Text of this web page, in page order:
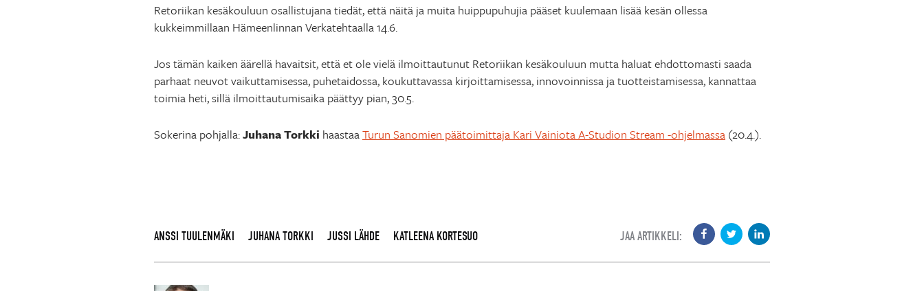
Retoriikan kesäkouluun osallistujana tiedät, että näitä ja muita huippupuhujia pääset kuulemaan lisää kesän ollessa
kukkeimmillaan Hämeenlinnan Verkatehtaalla 14.6.
Jos tämän kaiken äärellä havaitsit, että et ole vielä ilmoittautunut Retoriikan kesäkouluun mutta haluat ehdottomasti saada
parhaat neuvot vaikuttamisessa, puhetaidossa, koukuttavassa kirjoittamisessa, innovoinnissa ja tuotteistamisessa, kannattaa
toimia heti, sillä ilmoittautumisaika päättyy pian, 30.5.
Sokerina pohjalla:Juhana Torkki haastaaTurun Sanomien päätoimittaja Kari Vainiota A-Studion Stream -ohjelmassa (20.4.).
ANSSI TUULENMÄKI JUHANA TORKKI JUSSI LÄHDE KATLEENA KORTESUO JAA ARTIKKELI: